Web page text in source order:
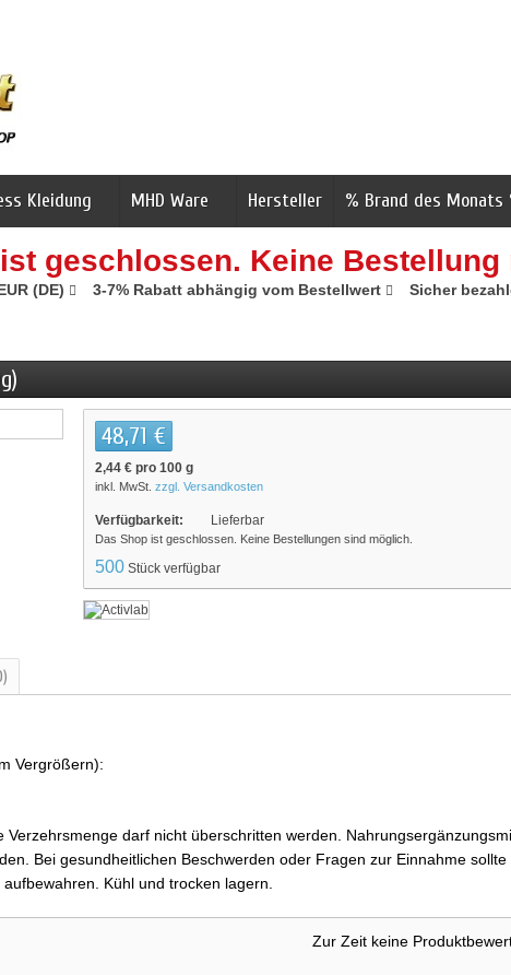
Kleidung MHD Ware Hersteller % Brand des Monats
geschlossen. Keine
(DE) 3-7% Rabatt abhängig vom Bestellwert Sicher
48,71 €
2,44 € pro 100 g
inkl. MwSt. zzgl. Versandkosten
Verfügbarkeit: Lieferbar
Das Shop ist geschlossen. Keine Bestellungen sind möglich.
500 Stück verfügbar
Vergrößern):
darf nicht überschritten werden.
Bei gesundheitlichen Beschwerden oder Fragen zur Einnahme
Kühl und trocken lagern.
Zur Zeit keine